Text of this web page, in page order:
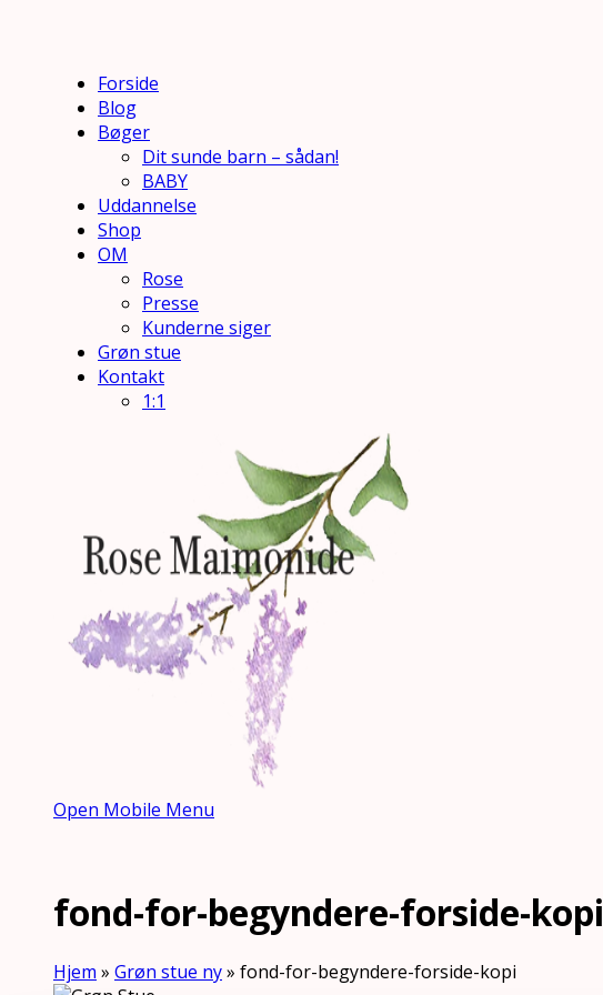
Forside
Blog
Bøger
Dit sunde barn – sådan!
BABY
Uddannelse
Shop
OM
Rose
Presse
Kunderne siger
Grøn stue
Kontakt
1:1
Open Mobile Menu
fond-for-begyndere-forside-kopi
Hjem » Grøn stue ny» fond-for-begyndere-forside-kopi